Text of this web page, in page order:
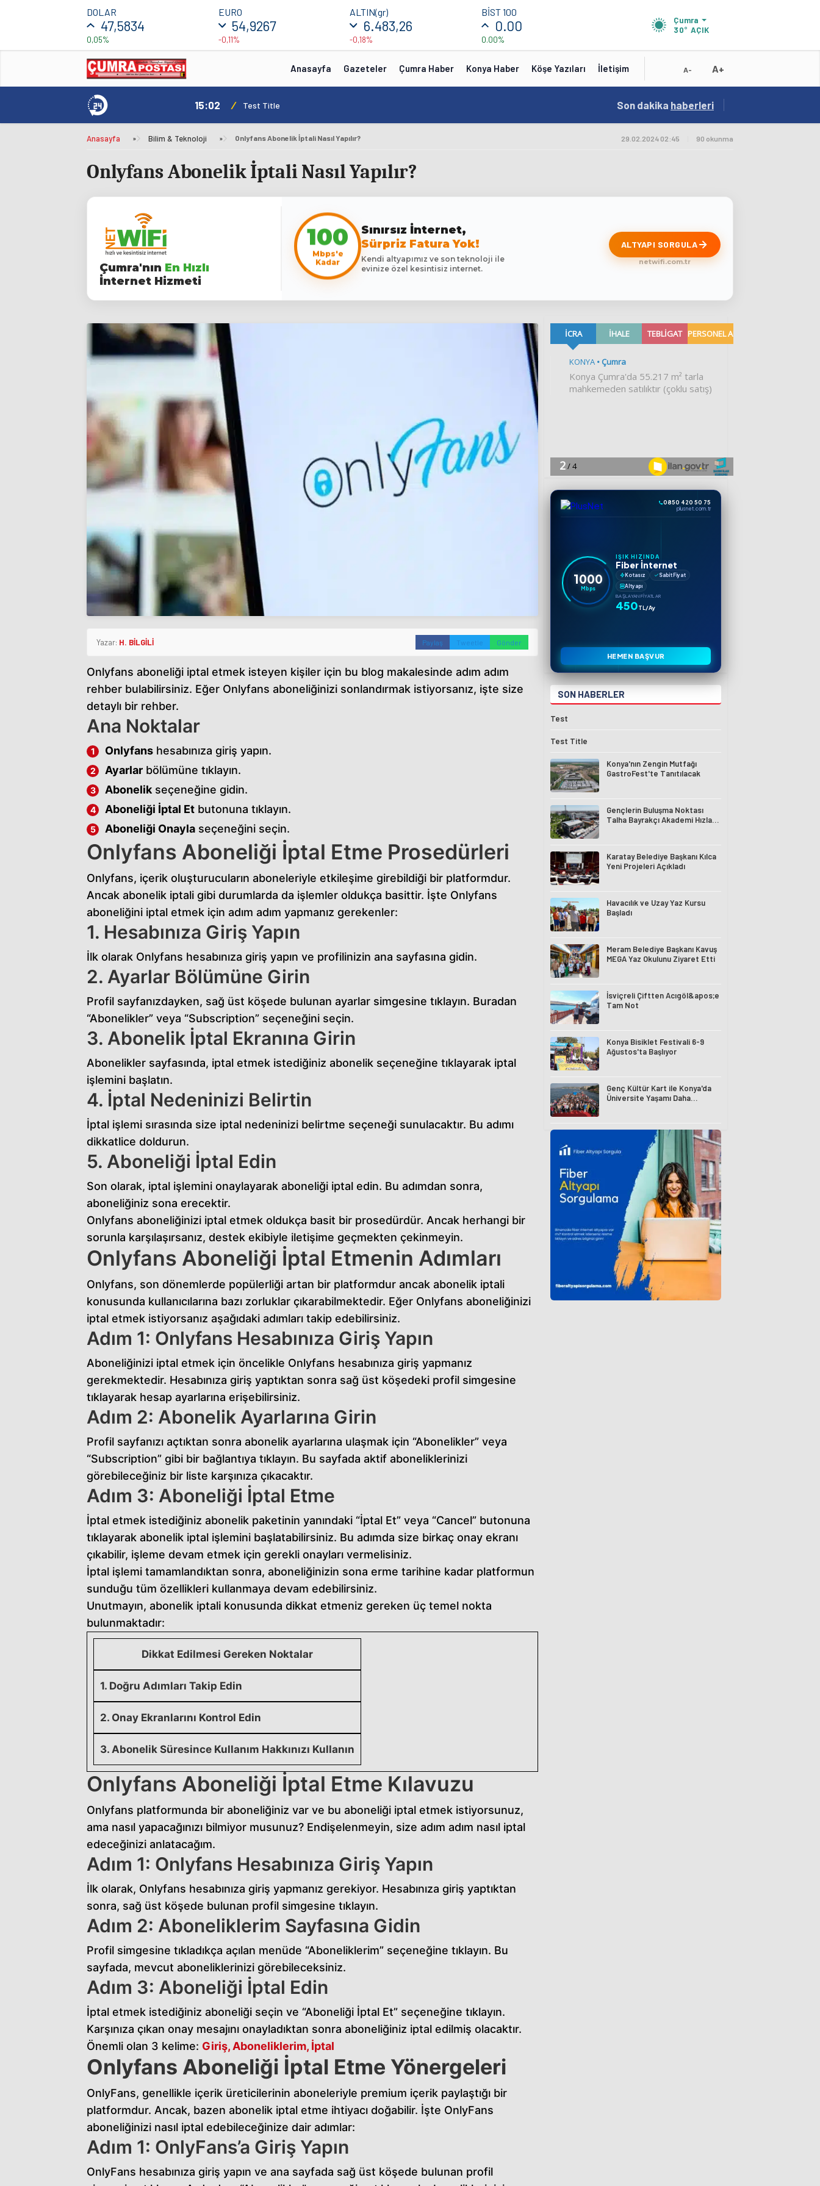
DOLAR
47,5834
0,05%
EURO
54,9267
-0,11%
ALTIN(gr)
6.483,26
-0,18%
BİST 100
0.00
0.00%
Çumra
30° AÇIK
Anasayfa Gazeteler Çumra Haber Konya Haber Köşe Yazıları İletişim A- A+
15:02 / Test Title 19:01 / Konya'nın Zengin Mutfağı GastroFest'te
Son dakika haberleri
Anasayfa » Bilim & Teknoloji » Onlyfans Abonelik İptali Nasıl Yapılır? 29.02.2024 02:45 90 okunma
Onlyfans Abonelik İptali Nasıl Yapılır?
Çumra'nın En Hızlı
İnternet Hizmeti
100
Mbps'e
Kadar
Sınırsız İnternet,
Sürpriz Fatura Yok!
Kendi altyapımız ve son teknoloji ile
evinize özel kesintisiz internet.
ALTYAPI SORGULA
netwifi.com.tr
Yazar: H. BİLGİLİ Paylaş Tweetle Gönder
Onlyfans aboneliği iptal etmek isteyen kişiler için bu blog makalesinde adım adım
rehber bulabilirsiniz. Eğer Onlyfans aboneliğinizi sonlandırmak istiyorsanız, işte size
detaylı bir rehber.
Ana Noktalar
Onlyfans hesabınıza giriş yapın.
Ayarlar bölümüne tıklayın.
Abonelik seçeneğine gidin.
Aboneliği İptal Et butonuna tıklayın.
Aboneliği Onayla seçeneğini seçin.
Onlyfans Aboneliği İptal Etme Prosedürleri
Onlyfans, içerik oluşturucuların aboneleriyle etkileşime girebildiği bir platformdur.
Ancak abonelik iptali gibi durumlarda da işlemler oldukça basittir. İşte Onlyfans
aboneliğini iptal etmek için adım adım yapmanız gerekenler:
1. Hesabınıza Giriş Yapın
İlk olarak Onlyfans hesabınıza giriş yapın ve profilinizin ana sayfasına gidin.
2. Ayarlar Bölümüne Girin
Profil sayfanızdayken, sağ üst köşede bulunan ayarlar simgesine tıklayın. Buradan
“Abonelikler” veya “Subscription” seçeneğini seçin.
3. Abonelik İptal Ekranına Girin
Abonelikler sayfasında, iptal etmek istediğiniz abonelik seçeneğine tıklayarak iptal
işlemini başlatın.
4. İptal Nedeninizi Belirtin
İptal işlemi sırasında size iptal nedeninizi belirtme seçeneği sunulacaktır. Bu adımı
dikkatlice doldurun.
5. Aboneliği İptal Edin
Son olarak, iptal işlemini onaylayarak aboneliği iptal edin. Bu adımdan sonra,
aboneliğiniz sona erecektir.
Onlyfans aboneliğinizi iptal etmek oldukça basit bir prosedürdür. Ancak herhangi bir
sorunla karşılaşırsanız, destek ekibiyle iletişime geçmekten çekinmeyin.
Onlyfans Aboneliği İptal Etmenin Adımları
Onlyfans, son dönemlerde popülerliği artan bir platformdur ancak abonelik iptali
konusunda kullanıcılarına bazı zorluklar çıkarabilmektedir. Eğer Onlyfans aboneliğinizi
iptal etmek istiyorsanız aşağıdaki adımları takip edebilirsiniz.
Adım 1: Onlyfans Hesabınıza Giriş Yapın
Aboneliğinizi iptal etmek için öncelikle Onlyfans hesabınıza giriş yapmanız
gerekmektedir. Hesabınıza giriş yaptıktan sonra sağ üst köşedeki profil simgesine
tıklayarak hesap ayarlarına erişebilirsiniz.
Adım 2: Abonelik Ayarlarına Girin
Profil sayfanızı açtıktan sonra abonelik ayarlarına ulaşmak için “Abonelikler” veya
“Subscription” gibi bir bağlantıya tıklayın. Bu sayfada aktif aboneliklerinizi
görebileceğiniz bir liste karşınıza çıkacaktır.
Adım 3: Aboneliği İptal Etme
İptal etmek istediğiniz abonelik paketinin yanındaki “İptal Et” veya “Cancel” butonuna
tıklayarak abonelik iptal işlemini başlatabilirsiniz. Bu adımda size birkaç onay ekranı
çıkabilir, işleme devam etmek için gerekli onayları vermelisiniz.
İptal işlemi tamamlandıktan sonra, aboneliğinizin sona erme tarihine kadar platformun
sunduğu tüm özellikleri kullanmaya devam edebilirsiniz.
Unutmayın, abonelik iptali konusunda dikkat etmeniz gereken üç temel nokta
bulunmaktadır:
Dikkat Edilmesi Gereken Noktalar
1. Doğru Adımları Takip Edin
2. Onay Ekranlarını Kontrol Edin
3. Abonelik Süresince Kullanım Hakkınızı Kullanın
Onlyfans Aboneliği İptal Etme Kılavuzu
Onlyfans platformunda bir aboneliğiniz var ve bu aboneliği iptal etmek istiyorsunuz,
ama nasıl yapacağınızı bilmiyor musunuz? Endişelenmeyin, size adım adım nasıl iptal
edeceğinizi anlatacağım.
Adım 1: Onlyfans Hesabınıza Giriş Yapın
İlk olarak, Onlyfans hesabınıza giriş yapmanız gerekiyor. Hesabınıza giriş yaptıktan
sonra, sağ üst köşede bulunan profil simgesine tıklayın.
Adım 2: Aboneliklerim Sayfasına Gidin
Profil simgesine tıkladıkça açılan menüde “Aboneliklerim” seçeneğine tıklayın. Bu
sayfada, mevcut aboneliklerinizi görebileceksiniz.
Adım 3: Aboneliği İptal Edin
İptal etmek istediğiniz aboneliği seçin ve “Aboneliği İptal Et” seçeneğine tıklayın.
Karşınıza çıkan onay mesajını onayladıktan sonra aboneliğiniz iptal edilmiş olacaktır.
Önemli olan 3 kelime: Giriş, Aboneliklerim, İptal
Onlyfans Aboneliği İptal Etme Yönergeleri
OnlyFans, genellikle içerik üreticilerinin aboneleriyle premium içerik paylaştığı bir
platformdur. Ancak, bazen abonelik iptal etme ihtiyacı doğabilir. İşte OnlyFans
aboneliğinizi nasıl iptal edebileceğinize dair adımlar:
Adım 1: OnlyFans’a Giriş Yapın
OnlyFans hesabınıza giriş yapın ve ana sayfada sağ üst köşede bulunan profil
0850 420 50 75
plusnet.com.tr
1000
Mbps
IŞIK HIZINDA
Fiber İnternet
Kotasız
Sabit Fiyat
Altyapı
BAŞLAYAN FIYATLAR
450TL/Ay
HEMEN BAŞVUR
SON HABERLER
Test
Test Title
Konya'nın Zengin Mutfağı
GastroFest'te Tanıtılacak
Gençlerin Buluşma Noktası
Talha Bayrakçı Akademi Hızla
Karatay Belediye Başkanı Kılca
Yeni Projeleri Açıkladı
Havacılık ve Uzay Yaz Kursu
Başladı
Meram Belediye Başkanı Kavuş
MEGA Yaz Okulunu Ziyaret Etti
İsviçreli Çiftten Acıgöl&apos;e
Tam Not
Konya Bisiklet Festivali 6-9
Ağustos'ta Başlıyor
Genç Kültür Kart ile Konya'da
Üniversite Yaşamı Daha